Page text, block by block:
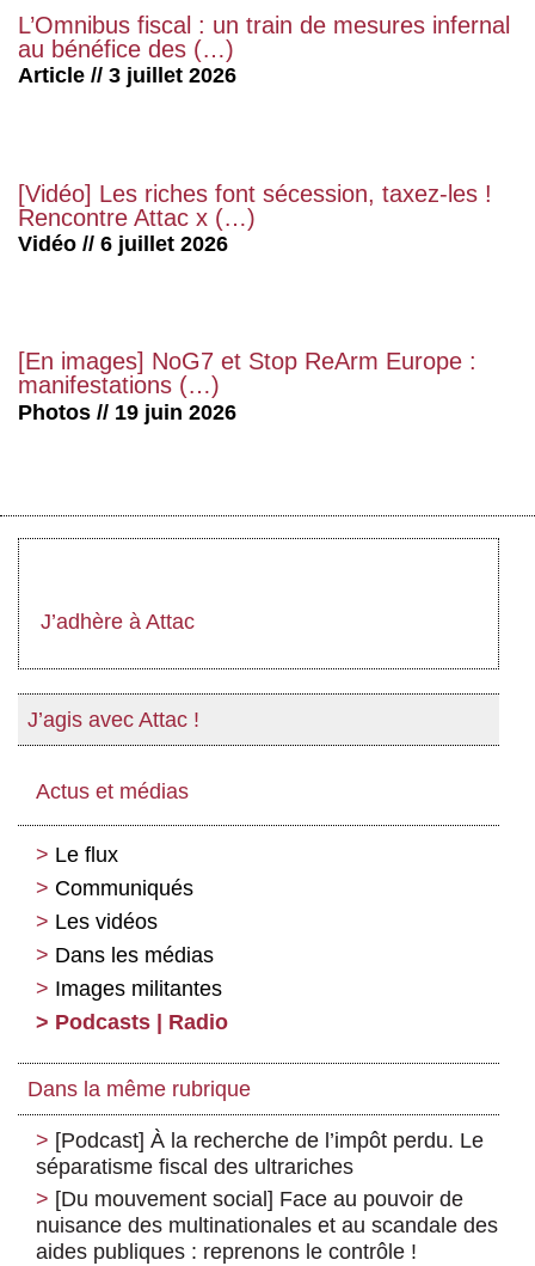
L’Omnibus fiscal : un train de mesures infernal
au bénéfice des (…)
Article // 3 juillet 2026
[Vidéo] Les riches font sécession, taxez-les !
Rencontre Attac x (…)
Vidéo // 6 juillet 2026
[En images] NoG7 et Stop ReArm Europe :
manifestations (…)
Photos // 19 juin 2026
J’adhère à Attac
J’agis avec Attac !
Actus et médias
Le flux
Communiqués
Les vidéos
Dans les médias
Images militantes
Podcasts | Radio
Dans la même rubrique
[Podcast] À la recherche de l’impôt perdu. Le
séparatisme fiscal des ultrariches
[Du mouvement social] Face au pouvoir de
nuisance des multinationales et au scandale des
aides publiques : reprenons le contrôle !